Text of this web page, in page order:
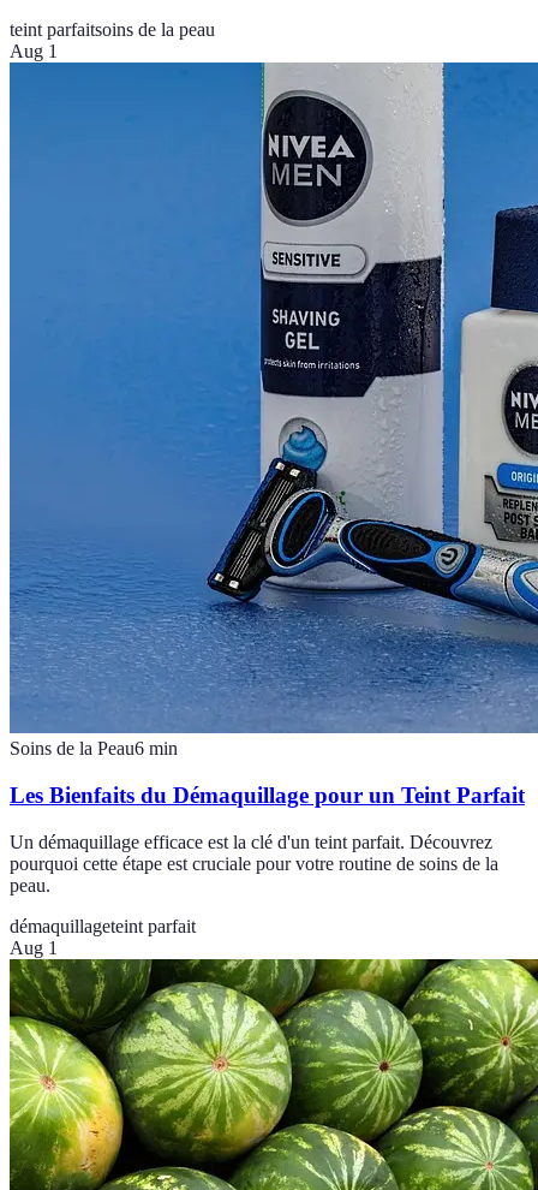
teint parfaitsoins de la peau
Aug 1
Soins de la Peau6 min
Les Bienfaits du Démaquillage pour un Teint Parfait
Un démaquillage efficace est la clé d'un teint parfait. Découvrez
pourquoi cette étape est cruciale pour votre routine de soins de la
peau.
démaquillageteint parfait
Aug 1